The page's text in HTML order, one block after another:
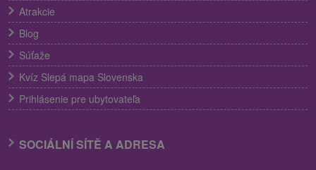
Atrakcie
Blog
Súťaže
Kvíz Slepá mapa Slovenska
Prihlásenie pre ubytovateľa
SOCIÁLNÍ SÍTĚ A ADRESA